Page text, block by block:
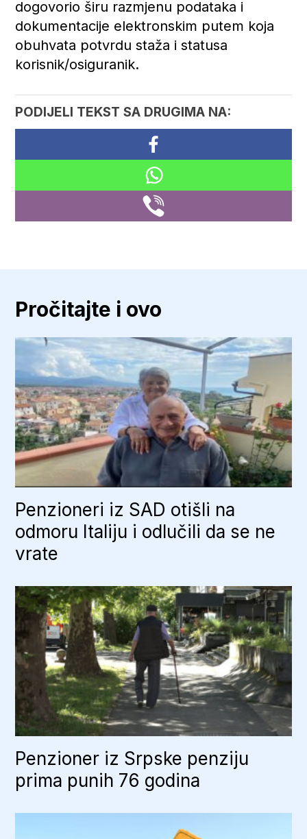
dogovorio širu razmjenu podataka i
dokumentacije elektronskim putem koja
obuhvata potvrdu staža i statusa
korisnik/osiguranik.
PODIJELI TEKST SA DRUGIMA NA:
Pročitajte i ovo
Penzioneri iz SAD otišli na
odmoru Italiju i odlučili da se ne
vrate
Penzioner iz Srpske penziju
prima punih 76 godina